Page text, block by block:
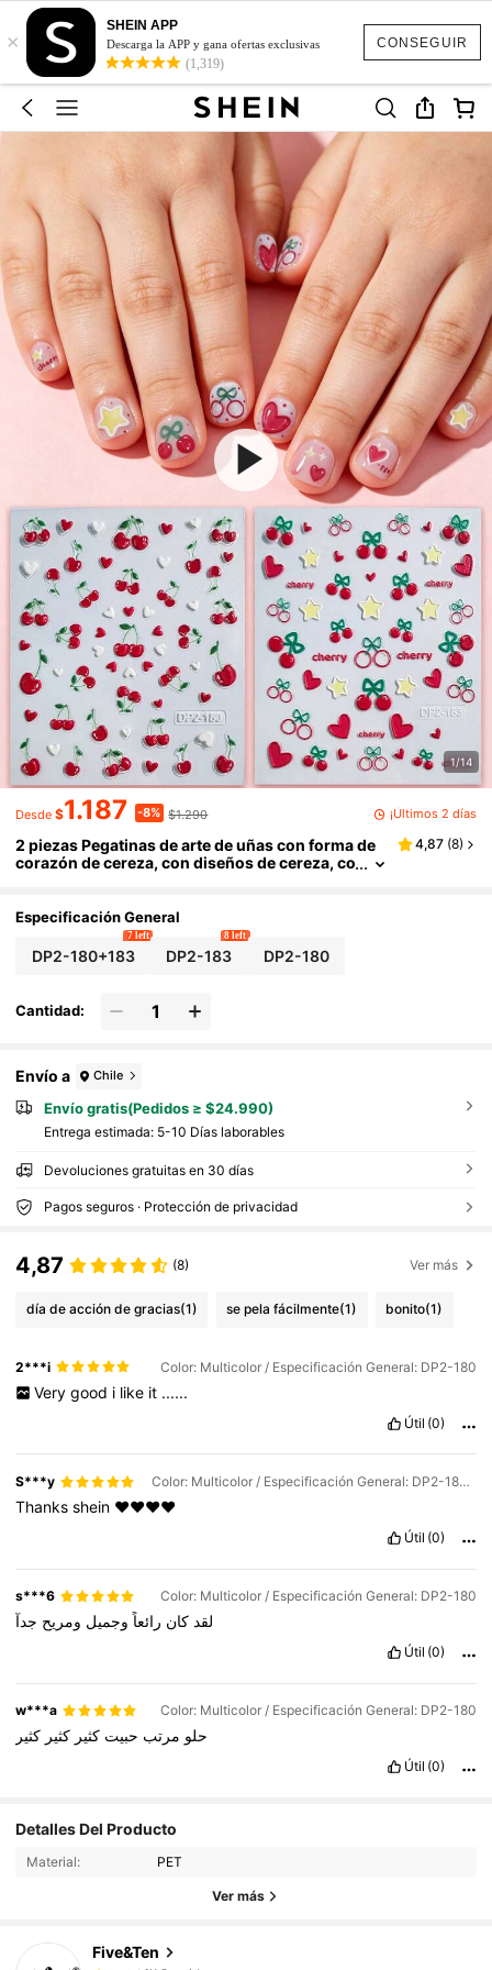
CONSEGUIR
×
SHEIN APP
Descarga la APP y gana ofertas exclusivas
(1,319)
1/14
Desde $1.187 -8% $1.290 ¡Últimos 2 días
2 piezas Pegatinas de arte de uñas con forma de
corazón de cereza, con diseños de cereza, co
u imaginación para crear un adorable arte de uña
4,87 (8)
Especificación General
DP2-180+183
7 left
DP2-183
8 left
DP2-180
Cantidad:
Envío a Chile
Envío gratis(Pedidos ≥ $24.990)
Entrega estimada: 5-10 Días laborables
Devoluciones gratuitas en 30 días
Pagos seguros · Protección de privacidad
4,87 (8) Ver más
día de acción de gracias(1) se pela fácilmente(1) bonito(1)
2***i Color: Multicolor / Especificación General: DP2-180
Very good i like it ......
Útil (0)
S***y Color: Multicolor / Especificación General: DP2-180+183
Thanksshein ❤️❤️❤️❤️
Útil (0)
s***6 Color: Multicolor / Especificación General: DP2-180
لقد كان رائعاً وجميل ومريح جدآ
Útil (0)
w***a Color: Multicolor / Especificación General: DP2-180
حلو مرتب حبيت كثير كثير كثير
Útil (0)
Detalles Del Producto
Material: PET
Ver más
Five&Ten
4,78
1K Seguidores